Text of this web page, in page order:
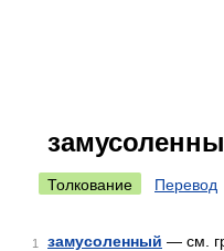
Толкование Перевод
1 замусоленный — см.